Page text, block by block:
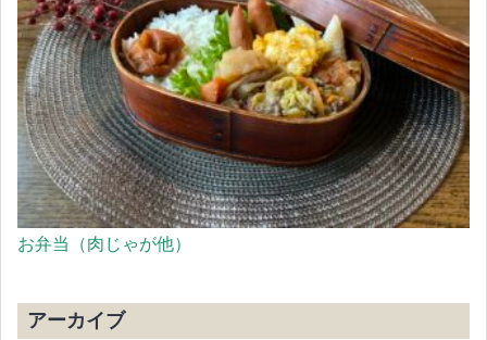
お弁当（肉じゃが他）
アーカイブ